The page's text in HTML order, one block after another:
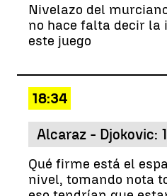
Nivelazo del
no hace falta decir la
este juego
18:34
Alcaraz - Djokovic:
Qué firme está el
nivel, tomando nota